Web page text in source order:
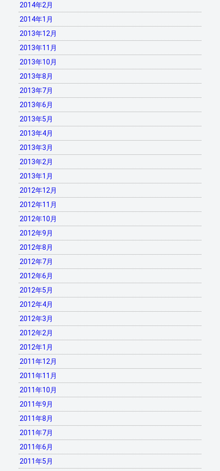
2014年2月
2014年1月
2013年12月
2013年11月
2013年10月
2013年8月
2013年7月
2013年6月
2013年5月
2013年4月
2013年3月
2013年2月
2013年1月
2012年12月
2012年11月
2012年10月
2012年9月
2012年8月
2012年7月
2012年6月
2012年5月
2012年4月
2012年3月
2012年2月
2012年1月
2011年12月
2011年11月
2011年10月
2011年9月
2011年8月
2011年7月
2011年6月
2011年5月